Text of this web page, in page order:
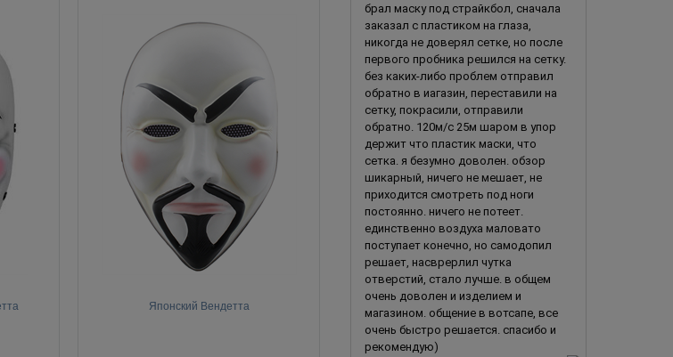
Японский Вендетта Джокер (Vendetta Restyling)
брал маску под страйкбол, сначала
заказал с пластиком на глаза,
никогда не доверял сетке, но после
первого пробника решился на сетку.
без каких-либо проблем отправил
обратно в иагазин, переставили на
сетку, покрасили, отправили
обратно. 120м/с 25м шаром в упор
держит что пластик маски, что
сетка. я безумно доволен. обзор
шикарный, ничего не мешает, не
приходится смотреть под ноги
постоянно. ничего не потеет.
единственно воздуха маловато
поступает конечно, но самодопил
решает, насврерлил чутка
отверстий, стало лучше. в общем
очень доволен и изделием и
магазином. общение в вотсапе, все
очень быстро решается. спасибо и
рекомендую)